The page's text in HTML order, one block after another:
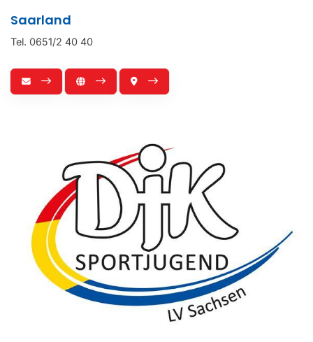
Saarland
Tel. 0651/2 40 40